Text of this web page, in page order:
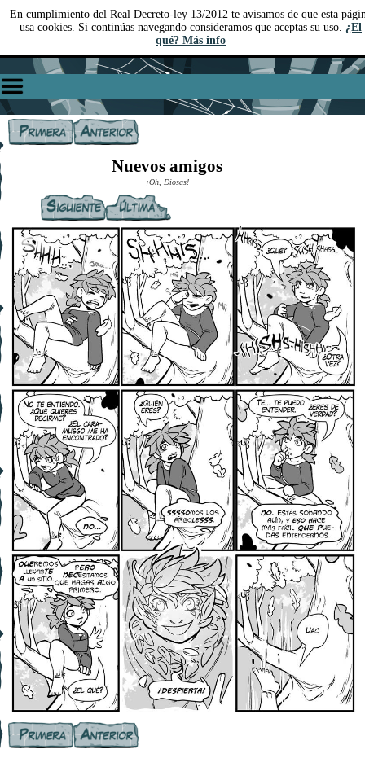
En cumplimiento del Real Decreto-ley 13/2012 te avisamos de que esta
usa cookies. Si continúas navegando consideramos que aceptas su uso. ¿El
qué? Más info
Nuevos amigos
¡Oh, Diosas!